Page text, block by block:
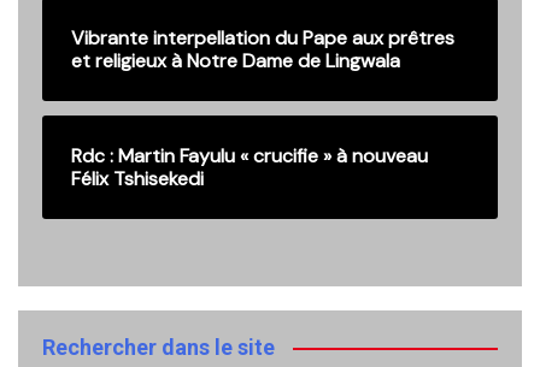
Vibrante interpellation du Pape aux prêtres
et religieux à Notre Dame de Lingwala
Rdc : Martin Fayulu « crucifie » à nouveau
Félix Tshisekedi
Rechercher dans le site